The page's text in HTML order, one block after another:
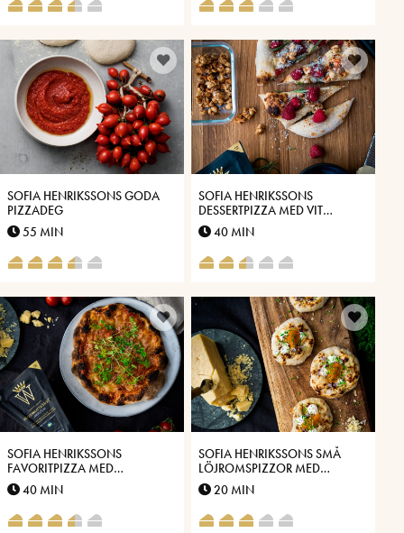
SOFIA HENRIKSSONS GODA
PIZZADEG
55 MIN
SOFIA HENRIKSSONS
DESSERTPIZZA MED VIT
CHOKLAD, HALLON,
KANDERADE NÖTTER OCH
ROSMARIN
40 MIN
SOFIA HENRIKSSONS
FAVORITPIZZA MED
PANCETTA, FÄRSK KÖRVEL
OCH VÄSTERBOTTENSOST®
40 MIN
SOFIA HENRIKSSONS SMÅ
LÖJROMSPIZZOR MED
VÄSTERBOTTENSOST®
20 MIN